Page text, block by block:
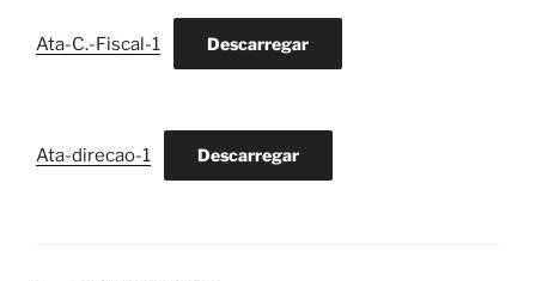
Ata-C.-Fiscal-1 Descarregar
Ata-direcao-1 Descarregar